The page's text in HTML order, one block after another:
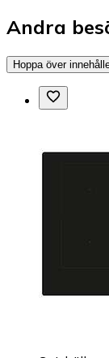
Andra
Hoppa över